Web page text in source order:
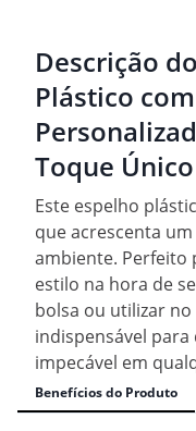
Descrição
Plástico
Toque
Este espelho
que acrescenta
ambiente. Perfeito
estilo na hora de
bolsa ou utilizar
indispensável
impecável em
Benefícios do Produto